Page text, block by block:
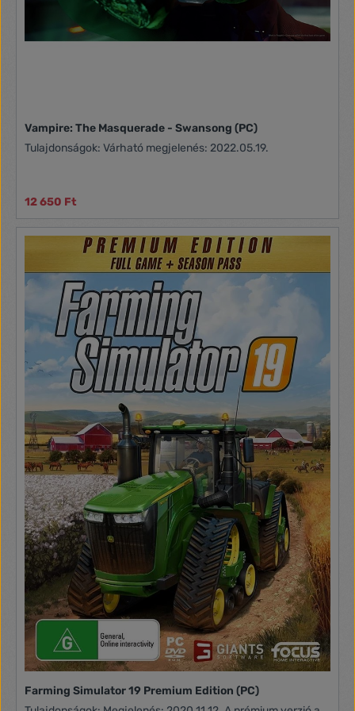
Vampire: The Masquerade - Swansong (PC)
Tulajdonságok: Várható megjelenés: 2022.05.19.
12 650 Ft
Farming Simulator 19 Premium Edition (PC)